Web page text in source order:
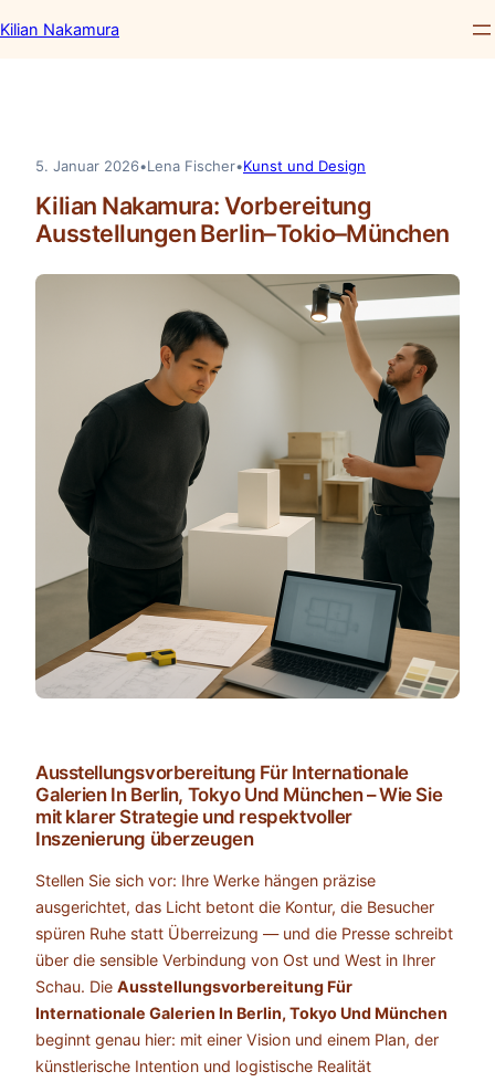
springen
Kilian Nakamura
5. Januar 2026•Lena Fischer•Kunst und Design
Kilian Nakamura: Vorbereitung
Ausstellungen Berlin–Tokio–München
Ausstellungsvorbereitung Für Internationale
Galerien In Berlin, Tokyo Und München – Wie Sie
mit klarer Strategie und respektvoller
Inszenierung überzeugen
Stellen Sie sich vor: Ihre Werke hängen präzise
ausgerichtet, das Licht betont die Kontur, die Besucher
spüren Ruhe statt Überreizung — und die Presse schreibt
über die sensible Verbindung von Ost und West in Ihrer
Schau. Die Ausstellungsvorbereitung Für
Internationale Galerien In Berlin, Tokyo Und München
beginnt genau hier: mit einer Vision und einem Plan, der
künstlerische Intention und logistische Realität